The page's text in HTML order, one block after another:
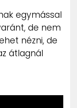
egymással
de nem
nézni, de
átlagnál